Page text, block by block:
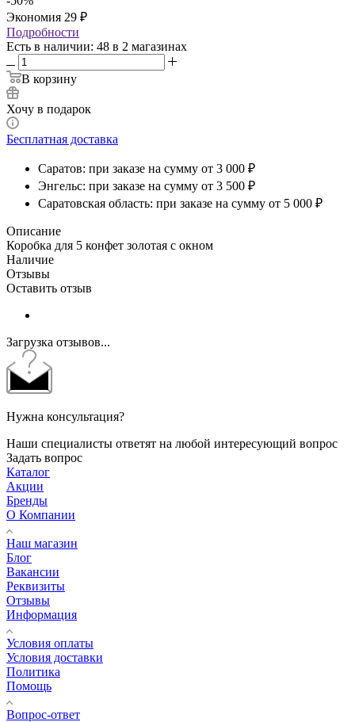
Экономия 29 ₽
Подробности
Есть в наличии: 48 в 2 магазинах
В корзину
Хочу в подарок
Бесплатная доставка
Саратов: при заказе на сумму от 3 000 ₽
Энгельс: при заказе на сумму от 3 500 ₽
Саратовская область: при заказе на сумму от 5 000 ₽
Описание
Коробка для 5 конфет золотая с окном
Наличие
Отзывы
Оставить отзыв
Загрузка отзывов...
Нужна консультация?
Наши специалисты ответят на любой интересующий вопрос
Задать вопрос
Каталог
Акции
Бренды
О Компании
Наш магазин
Блог
Вакансии
Реквизиты
Отзывы
Информация
Условия оплаты
Условия доставки
Политика
Помощь
Вопрос-ответ